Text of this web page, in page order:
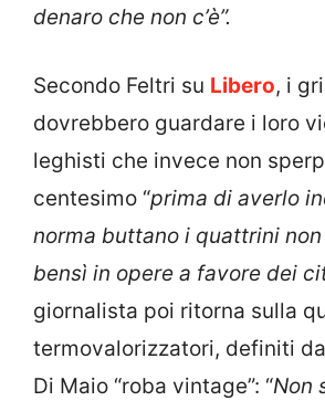
denaro che non c’è”.
Secondo Feltri su Libero, i
dovrebbero guardare i loro
leghisti che invece non
centesimo “prima di averlo
norma buttano i quattrini
bensì in opere a favore dei
giornalista poi ritorna sulla
termovalorizzatori, definiti
Di Maio “roba vintage”: “Non